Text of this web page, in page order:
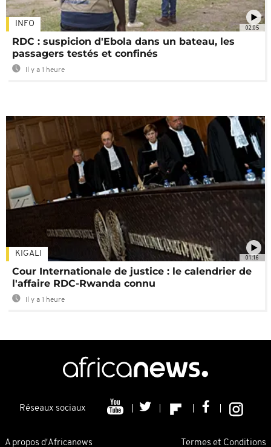
02:05
INFO
RDC : suspicion d'Ebola dans un bateau, les
passagers testés et confinés
Il y a 1 heure
01:16
KIGALI
Cour Internationale de justice : le calendrier de
l'affaire RDC-Rwanda connu
Il y a 1 heure
Réseaux sociaux
A propos d'Africanews Termes et Conditions